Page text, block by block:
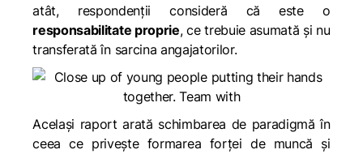
atât, respondenții consideră că este o
responsabilitate proprie, ce trebuie asumată și nu
transferată în sarcina angajatorilor.
Același raport arată schimbarea de paradigmă în
ceea ce priveşte formarea forţei de muncă şi